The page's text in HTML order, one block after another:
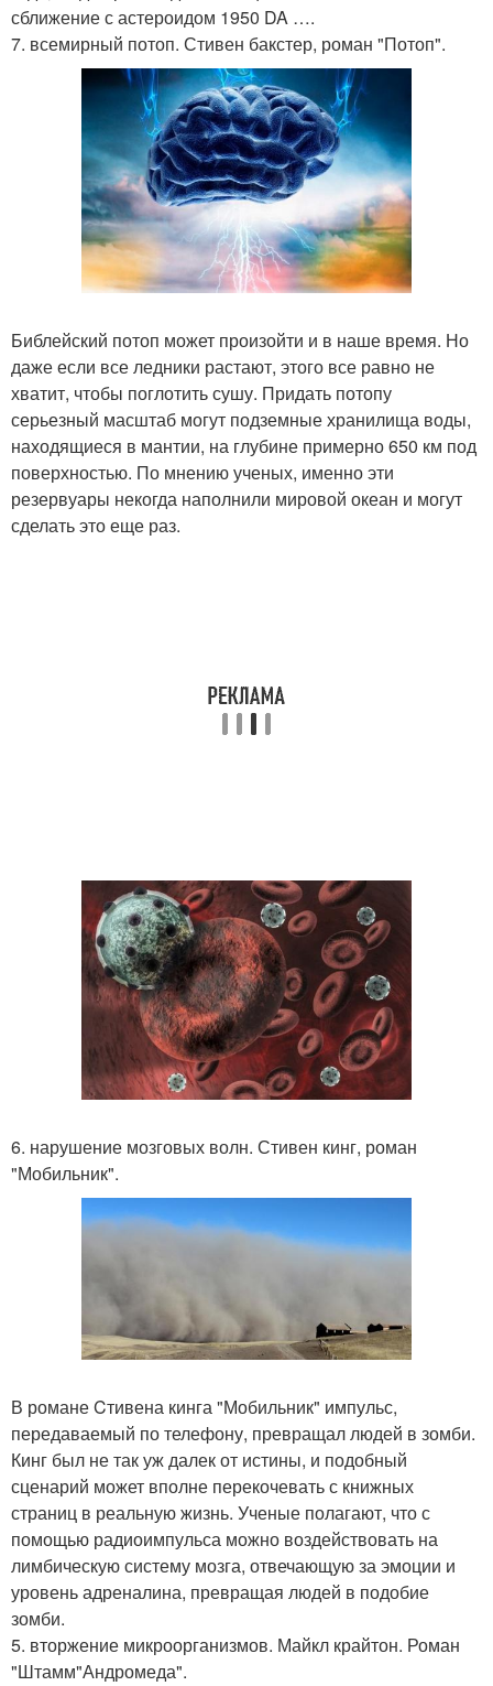
сближение с астероидом 1950 DA ….
7. всемирный потоп. Стивен бакстер, роман "Потоп".
Библейский потоп может произойти и в наше время. Но
даже если все ледники растают, этого все равно не
хватит, чтобы поглотить сушу. Придать потопу
серьезный масштаб могут подземные хранилища воды,
находящиеся в мантии, на глубине примерно 650 км под
поверхностью. По мнению ученых, именно эти
резервуары некогда наполнили мировой океан и могут
сделать это еще раз.
6. нарушение мозговых волн. Стивен кинг, роман
"Мобильник".
В романе Cтивена кинга "Мобильник" импульс,
передаваемый по телефону, превращал людей в зомби.
Кинг был не так уж далек от истины, и подобный
сценарий может вполне перекочевать с книжных
страниц в реальную жизнь. Ученые полагают, что с
помощью радиоимпульса можно воздействовать на
лимбическую систему мозга, отвечающую за эмоции и
уровень адреналина, превращая людей в подобие
зомби.
5. вторжение микроорганизмов. Майкл крайтон. Роман
"Штамм"Андромеда".